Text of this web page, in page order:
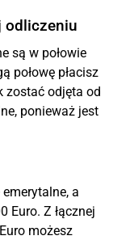
odliczeniu
są w połowie
połowę płacisz
zostać odjęta od
ponieważ jest
a
Euro. Z łącznej
możesz